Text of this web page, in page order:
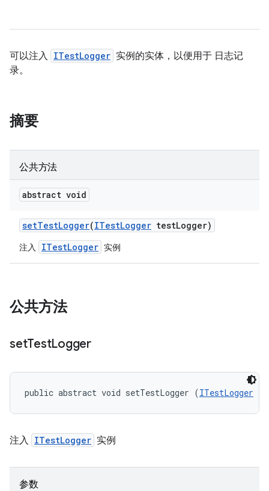
可以注入 ITestLogger 实例的实体，以便用于 日志记
录。
摘要
公共方法
abstract void
setTestLogger(ITestLogger testLogger)
注入 ITestLogger 实例
公共方法
setTestLogger
public abstract void setTestLogger (ITestLogger
注入 ITestLogger 实例
参数